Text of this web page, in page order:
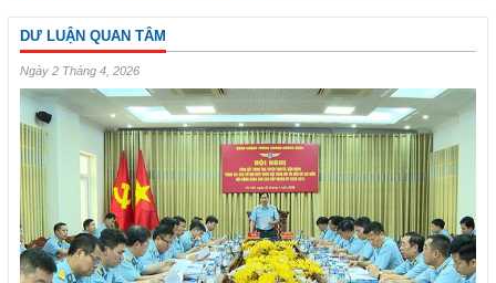
DƯ LUẬN QUAN TÂM
Ngày 2 Tháng 4, 2026